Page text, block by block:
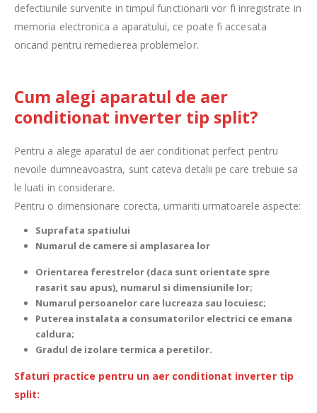
defectiunile survenite in timpul functionarii vor fi inregistrate in
memoria electronica a aparatului, ce poate fi accesata
oricand pentru remedierea problemelor.
Cum alegi aparatul de aer
conditionat inverter tip split?
Pentru a alege aparatul de aer conditionat perfect pentru
nevoile dumneavoastra, sunt cateva detalii pe care trebuie sa
le luati in considerare.
Pentru o dimensionare corecta, urmariti urmatoarele aspecte:
Suprafata spatiului
Numarul de camere si amplasarea lor
Orientarea ferestrelor (daca sunt orientate spre
rasarit sau apus), numarul si dimensiunile lor;
Numarul persoanelor care lucreaza sau locuiesc;
Puterea instalata a consumatorilor electrici ce emana
caldura;
Gradul de izolare termica a peretilor.
Sfaturi practice pentru un aer conditionat inverter tip
split: